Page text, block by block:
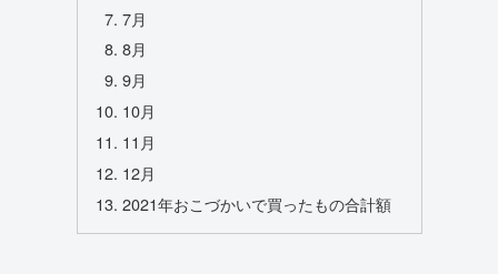
7月
8月
9月
10月
11月
12月
2021年おこづかいで買ったもの合計額